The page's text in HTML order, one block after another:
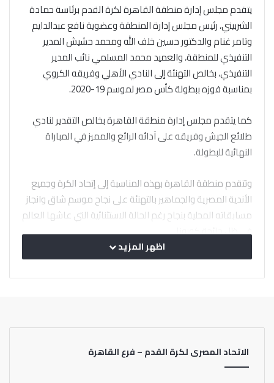
يتقدم مجلس إدارة منطقة القاهرة لكرة القدم برئاسة حمادة
الشربيني، رئيس مجلس إدارة المنطقة وعضوية نافع عبدالدايم
وتامر غنام والدكتور حسين خلف الله ومحمد حشيش المدير
التنفيذي للمنطقة، والعميد محمد المسلمي نائب المدير
التنفيذي، بخالص التهنئة إلى النادي الأهلي وفريقه الكروي
بمناسبة فوزه ببطولة كأس مصر لموسم 19-2020.
كما يتقدم مجلس إدارة منطقة القاهرة بخالص التقدير لنادي
طلائع الجيش وفريقه على آدائه الرائع والمميز في المباراة
النهائية للبطولة.
وتتقدم منطقة القاهرة بهذه المناسبة إلى إتحاد الكرة وجميع
الأندية المصرية والجماهير بالتهنئة على نجاح موسم شاق وانجاز
مسابقاته المحلية بنجاح رغم الحالة الاستثنائية التي عاشها العالم
في ظل جائحة كورونا.
وتتمني منطقة القاهرة لكرة القدم ، لكل أعضاء المنظومة
الكروية في مصر تحقيق مزيد من النجاحات خلال الموسم الجديد
اظهر المزيد
الاتحاد المصرى لكرة القدم – فرع القاهرة